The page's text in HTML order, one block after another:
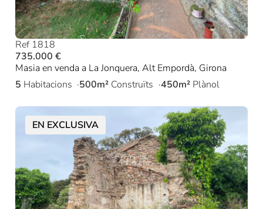
Ref 1818
735.000 €
Masia en venda a La Jonquera, Alt Empordà, Girona
5 Habitacions 500m² Construïts 450m² Plànol
EN EXCLUSIVA